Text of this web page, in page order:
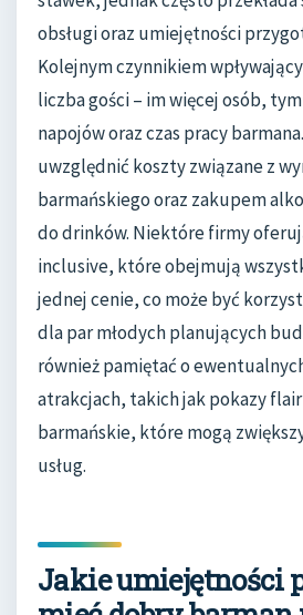
obsługi oraz umiejętności
Kolejnym czynnikiem
liczba gości – im więcej osób,
napojów oraz czas pracy
uwzględnić koszty związane z
barmańskiego oraz zakupem
do drinków. Niektóre firmy
inclusive, które obejmują
jednej cenie, co może być
dla par młodych planujących
również pamiętać o
atrakcjach, takich jak pokazy
barmańskie, które mogą
usług.
Jakie umiejętności